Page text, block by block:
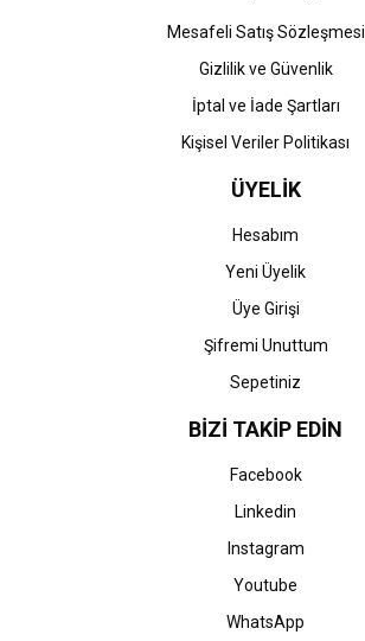
Mesafeli Satış Sözleşmesi
Gizlilik ve Güvenlik
İptal ve İade Şartları
Kişisel Veriler Politikası
ÜYELİK
Hesabım
Yeni Üyelik
Üye Girişi
Şifremi Unuttum
Sepetiniz
BİZİ TAKİP EDİN
Facebook
Linkedin
Instagram
Youtube
WhatsApp